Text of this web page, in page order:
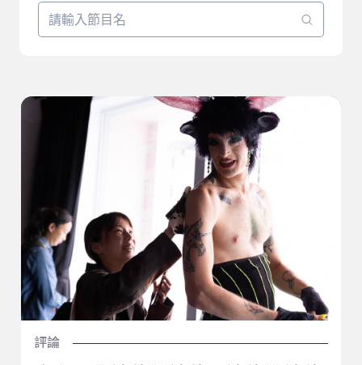
中心即為邊緣的邊緣 / 邊緣的邊緣即為中心
評論